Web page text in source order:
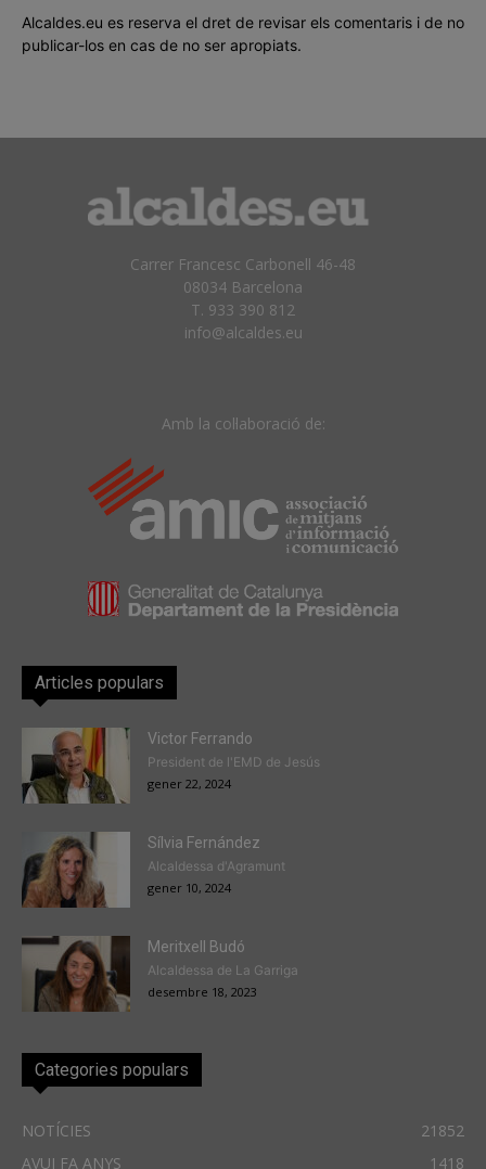
Alcaldes.eu es reserva el dret de revisar els comentaris i de no
publicar-los en cas de no ser apropiats.
Carrer Francesc Carbonell 46-48
08034 Barcelona
T. 933 390 812
info@alcaldes.eu
Amb la col·laboració de:
Articles populars
Victor Ferrando
President de l'EMD de Jesús
gener 22, 2024
Sílvia Fernández
Alcaldessa d'Agramunt
gener 10, 2024
Meritxell Budó
Alcaldessa de La Garriga
desembre 18, 2023
Categories populars
NOTÍCIES
21852
AVUI FA ANYS
1418